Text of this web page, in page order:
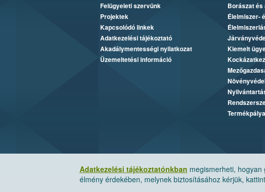
Adatkezelési tájékoztatónkban megismerheti,
élmény érdekében, melynek biztosításához kérjük,
Felügyeleti szervünk
Projektek
Kapcsolódó linkek
Adatkezelési tájékoztató
Akadálymentességi nyilatkozat
Üzemeltetési információ
Borászat
Élelmiszer-
Kiemelt